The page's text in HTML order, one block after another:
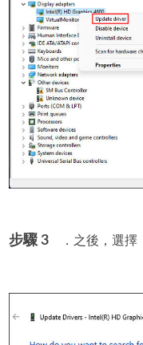
步驟 3 ．之後，選擇